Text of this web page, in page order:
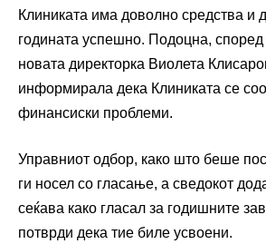
Клиниката има доволно средства и
годината успешно. Подоцна, според
новата директорка Виолета
информирала дека Клиниката се
финансиски проблеми.
Управниот одбор, како што беше
ги носел со гласање, а сведокот
сеќава како гласал за годишните
потврди дека тие биле усвоени.